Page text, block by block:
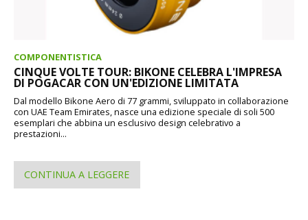
COMPONENTISTICA
CINQUE VOLTE TOUR: BIKONE CELEBRA L'IMPRESA
DI POGACAR CON UN'EDIZIONE LIMITATA
Dal modello Bikone Aero di 77 grammi, sviluppato in collaborazione
con UAE Team Emirates, nasce una edizione speciale di soli 500
esemplari che abbina un esclusivo design celebrativo a
prestazioni...
CONTINUA A LEGGERE